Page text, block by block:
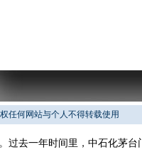
任何网站与个人不得转载使用
去一年时间里，中石化茅台